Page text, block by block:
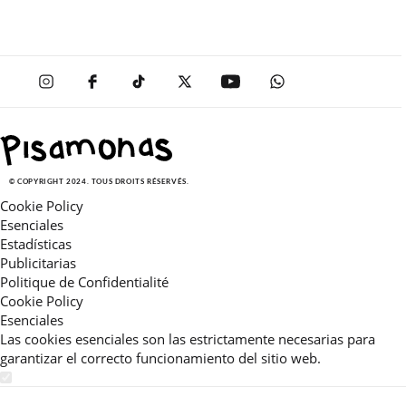
© COPYRIGHT 2024. TOUS DROITS RÉSERVÉS.
Cookie Policy
Esenciales
Estadísticas
Publicitarias
Politique de Confidentialité
Cookie Policy
Esenciales
Las cookies esenciales son las estrictamente necesarias para
garantizar el correcto funcionamiento del sitio web.